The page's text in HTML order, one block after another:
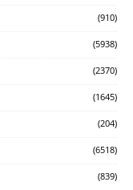
(910)
(5938)
(2370)
(1645)
(204)
(6518)
(839)